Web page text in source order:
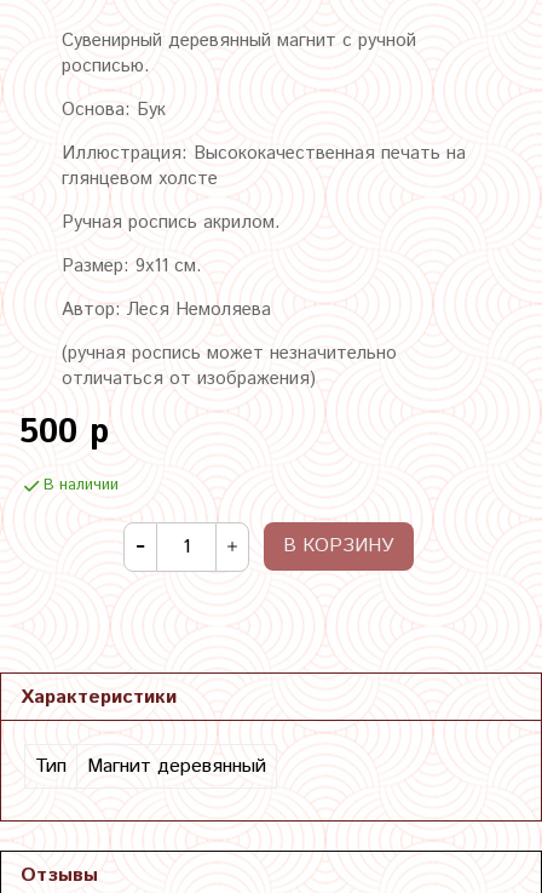
Сувенирный деревянный магнит с ручной
росписью.
Основа: Бук
Иллюстрация: Высококачественная печать на
глянцевом холсте
Ручная роспись акрилом.
Размер: 9х11 см.
Автор: Леся Немоляева
(ручная роспись может незначительно
отличаться от изображения)
500 р
В наличии
В КОРЗИНУ
Характеристики
Тип Магнит деревянный
Отзывы